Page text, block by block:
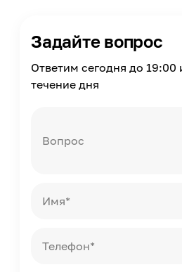
Задайте вопрос
Ответим сегодня до 19:00
течение дня
Вопрос
Имя*
Телефон*